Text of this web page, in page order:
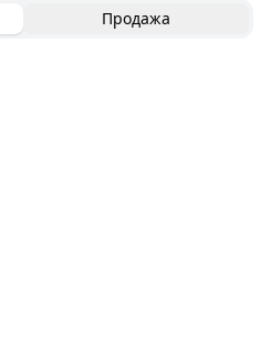
Продажа